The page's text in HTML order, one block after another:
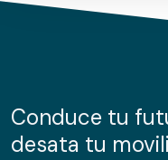
de cookies.
información sobre el
nuestros partners de
Conduce tu
desata tu